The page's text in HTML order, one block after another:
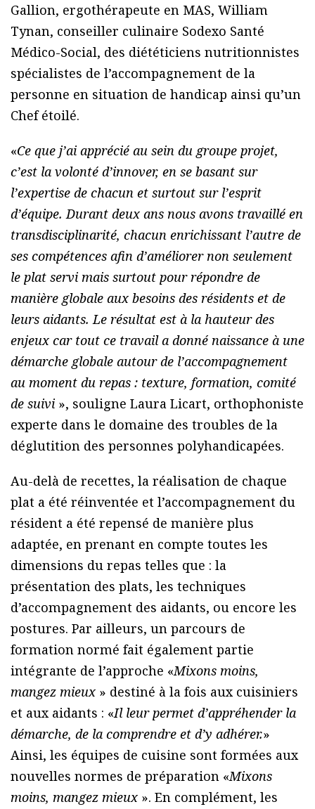
Gallion, ergothérapeute en MAS, William
Tynan, conseiller culinaire Sodexo Santé
Médico-Social, des diététiciens nutritionnistes
spécialistes de l’accompagnement de la
personne en situation de handicap ainsi qu’un
Chef étoilé.
«Ce que j’ai apprécié au sein du groupe projet,
c’est la volonté d’innover, en se basant sur
l’expertise de chacun et surtout sur l’esprit
d’équipe. Durant deux ans nous avons travaillé en
transdisciplinarité, chacun enrichissant l’autre de
ses compétences afin d’améliorer non seulement
le plat servi mais surtout pour répondre de
manière globale aux besoins des résidents et de
leurs aidants. Le résultat est à la hauteur des
enjeux car tout ce travail a donné naissance à une
démarche globale autour de l’accompagnement
au moment du repas : texture, formation, comité
de suivi », souligne Laura Licart, orthophoniste
experte dans le domaine des troubles de la
déglutition des personnes polyhandicapées.
Au-delà de recettes, la réalisation de chaque
plat a été réinventée et l’accompagnement du
résident a été repensé de manière plus
adaptée, en prenant en compte toutes les
dimensions du repas telles que : la
présentation des plats, les techniques
d’accompagnement des aidants, ou encore les
postures. Par ailleurs, un parcours de
formation normé fait également partie
intégrante de l’approche «Mixons moins,
mangez mieux » destiné à la fois aux cuisiniers
et aux aidants : «Il leur permet d’appréhender la
démarche, de la comprendre et d’y adhérer.»
Ainsi, les équipes de cuisine sont formées aux
nouvelles normes de préparation «Mixons
moins, mangez mieux ». En complément, les